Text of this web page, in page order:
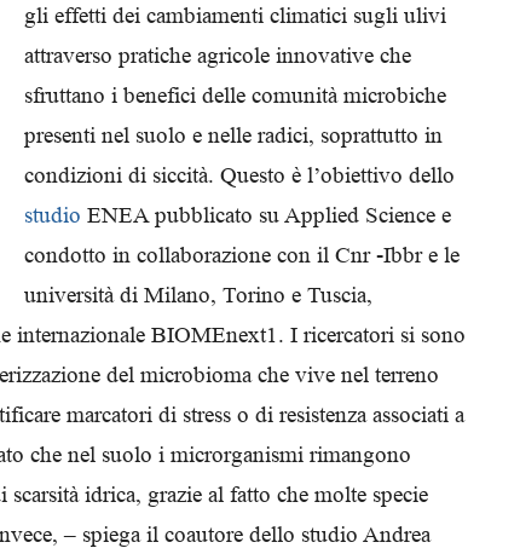
gli effetti dei cambiamenti climatici sugli ulivi
attraverso pratiche agricole innovative che
sfruttano i benefici delle comunità microbiche
presenti nel suolo e nelle radici, soprattutto in
condizioni di siccità. Questo è l’obiettivo dello
studio ENEA pubblicato su Applied Science e
condotto in collaborazione con il Cnr -Ibbr e le
università di Milano, Torino e Tuscia,
internazionale BIOMEnext1. I ricercatori si sono
del microbioma che vive nel terreno
marcatori di stress o di resistenza associati a
che nel suolo i microrganismi rimangono
idrica, grazie al fatto che molte specie
– spiega il coautore dello studio Andrea